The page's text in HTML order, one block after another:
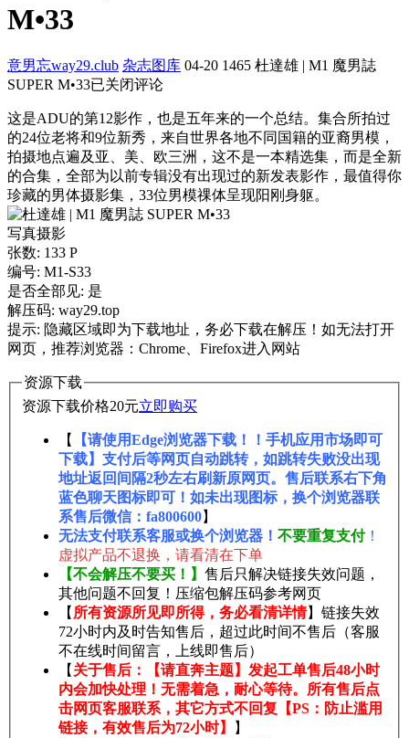
M•33
意男忘way29.club 杂志图库 04-20 1465 杜達雄 | M1 魔男誌
SUPER M•33已关闭评论
这是ADU的第12影作，也是五年来的一个总结。集合所拍过
的24位老将和9位新秀，来自世界各地不同国籍的亚裔男模，
拍摄地点遍及亚、美、欧三洲，这不是一本精选集，而是全新
的合集，全部为以前专辑没有出现过的新发表影作，最值得你
珍藏的男体摄影集，33位男模祼体呈现阳刚身躯。
写真摄影
张数: 133 P
编号: M1-S33
是否全部见: 是
解压码: way29.top
提示: 隐藏区域即为下载地址，务必下载在解压！如无法打开
网页，推荐浏览器：Chrome、Firefox进入网站
资源下载
资源下载价格20元立即购买
【
【请使用Edge浏览器下载！！手机应用市场即可
下载】支付后等网页自动跳转，如跳转失败没出现
地址返回间隔2秒左右刷新原网页。售后联系右下角
蓝色聊天图标即可！如未出现图标，换个浏览器联
系售后微信：fa800600】
无法支付联系客服或换个浏览器！ 不要重复支付！
虚拟产品不退换，请看清在下单
【不会解压不要买！】 售后只解决链接失效问题，
其他问题不回复！压缩包解压码参考网页
【 所有资源所见即所得，务必看清详情】链接失效
72小时内及时告知售后，超过此时间不售后（客服
不在线时间留言，上线即售后）
【 关于售后：【请直奔主题】发起工单售后48小时
内会加快处理！无需着急，耐心等待。所有售后点
击网页客服联系，其它方式不回复【PS：防止滥用
链接，有效售后为72小时】
】